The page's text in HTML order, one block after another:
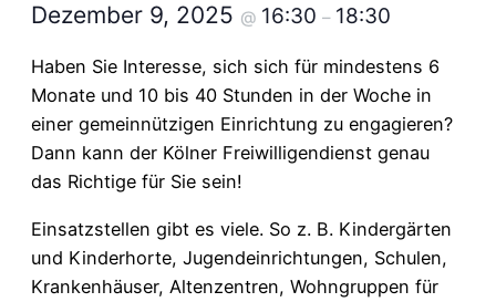
Dezember 9, 2025 @ 16:30 – 18:30
Haben Sie Interesse, sich sich für mindestens 6
Monate und 10 bis 40 Stunden in der Woche in
einer gemeinnützigen Einrichtung zu engagieren?
Dann kann der Kölner Freiwilligendienst genau
das Richtige für Sie sein!
Einsatzstellen gibt es viele. So z. B. Kindergärten
und Kinderhorte, Jugendeinrichtungen, Schulen,
Krankenhäuser, Altenzentren, Wohngruppen für